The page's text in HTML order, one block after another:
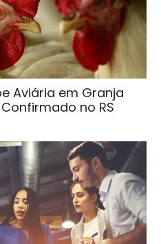
Aviária em Granja
no RS